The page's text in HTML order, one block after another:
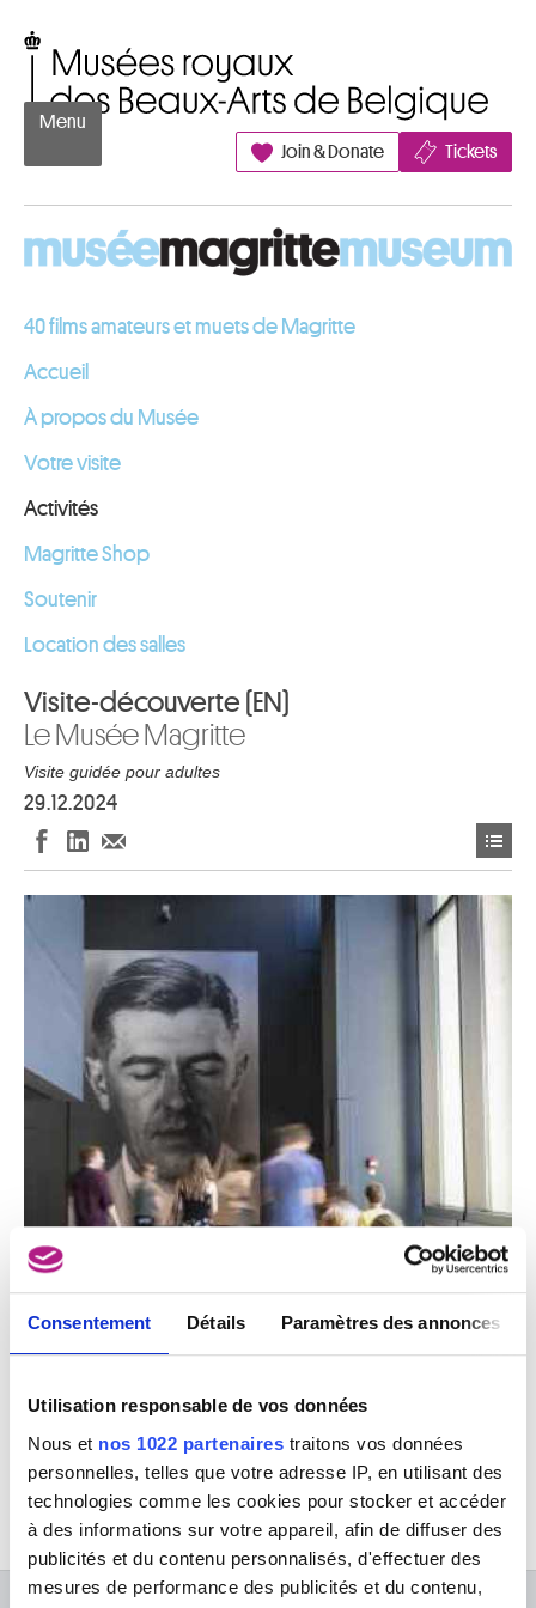
Consentement Détails Paramètres des annonces
Utilisation responsable de vos données
Nous et nos 1022 partenaires traitons vos données
personnelles, telles que votre adresse IP, en utilisant des
technologies comme les cookies pour stocker et accéder
à des informations sur votre appareil, afin de diffuser des
publicités et du contenu personnalisés, d'effectuer des
mesures de performance des publicités et du contenu,
Menu
Join & Donate
Tickets
40 films amateurs et muets de Magritte
Accueil
À propos du Musée
Votre visite
Activités
Magritte Shop
Soutenir
Location des salles
Visite-découverte (EN)
Le Musée Magritte
Visite guidée pour adultes
29.12.2024
Cet événement se déroule uniquement en
consulter la page en anglais.